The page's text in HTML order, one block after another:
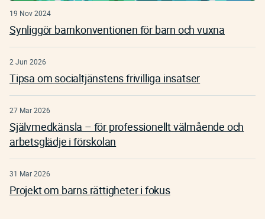
19 Nov 2024
Synliggör barnkonventionen för barn och vuxna
2 Jun 2026
Tipsa om socialtjänstens frivilliga insatser
27 Mar 2026
Självmedkänsla – för professionellt välmående och
arbetsglädje i förskolan
31 Mar 2026
Projekt om barns rättigheter i fokus